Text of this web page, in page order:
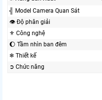
╣ Model Camera Quan Sát
👁 Độ phân giải
⚜️ Công nghệ
🌔 Tầm nhìn ban đêm
❄ Thiết kế
➲ Chức năng